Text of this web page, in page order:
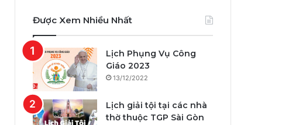
Được Xem Nhiều Nhất
Lịch Phụng Vụ Công
Giáo 2023
13/12/2022
Lịch giải tội tại các nhà
thờ thuộc TGP Sài Gòn